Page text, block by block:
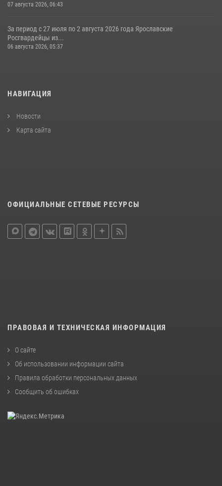
07 августа 2026, 06:43
За период с 27 июля по 2 августа 2026 года Ярославские
Росгвардейцы из...
06 августа 2026, 05:37
НАВИГАЦИЯ
Новости
Карта сайта
ОФИЦИАЛЬНЫЕ СЕТЕВЫЕ РЕСУРСЫ
ПРАВОВАЯ И ТЕХНИЧЕСКАЯ ИНФОРМАЦИЯ
О сайте
Об использовании информации сайта
Правила обработки персональных данных
Сообщить об ошибках